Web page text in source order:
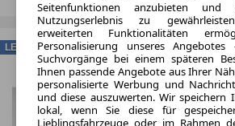
LEASING
Seitenfunktionen anzubieten und
Nutzungserlebnis zu
erweiterten Funktionalitäten
Personalisierung unseres
Suchvorgänge bei einem späteren
Ihnen passende Angebote aus Ihrer
personalisierte Werbung und
und diese auszuwerten. Wir speichern
lokal, wenn Sie diese für
Lieblingsfahrzeuge oder im Rahmen